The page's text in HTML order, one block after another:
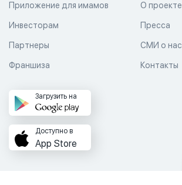
Приложение для имамов О проекте
Пресса
СМИ о нас
Контакты
Инвесторам
Партнеры
Франшиза
Загрузить на
Доступно в
App Store